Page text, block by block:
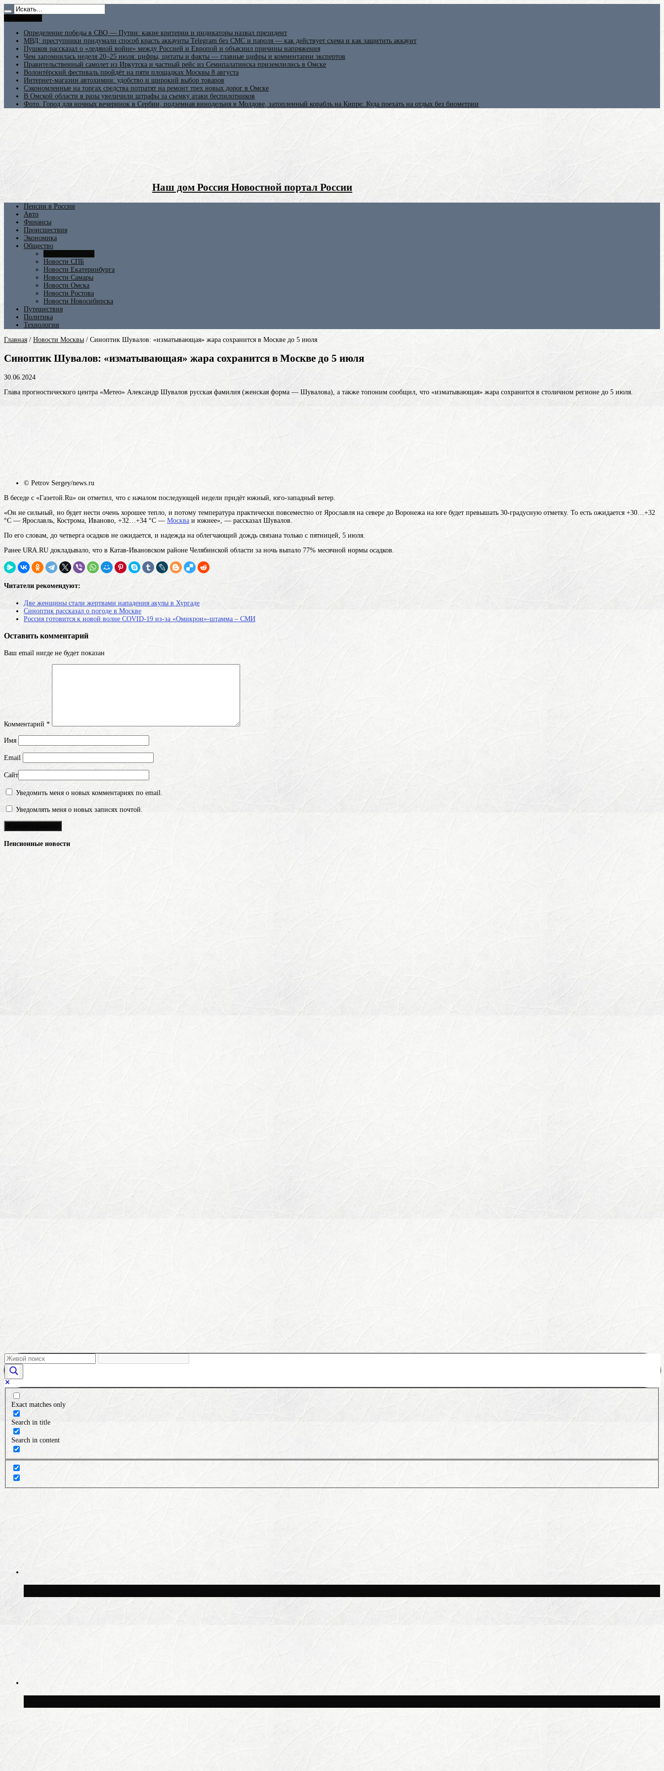
Определение победы в СВО — Путин: какие критерии и индикаторы назвал президент
МВД: преступники придумали способ красть аккаунты Telegram без СМС и пароля — как действует схема и как защитить аккаунт
Пушков рассказал о «ледяной войне» между Россией и Европой и объяснил причины напряжения
Чем запомнилась неделя 20–25 июля: цифры, цитаты и факты — главные цифры и комментарии экспертов
Правительственный самолет из Иркутска и частный рейс из Семипалатинска приземлились в Омске
Волонтёрский фестиваль пройдёт на пяти площадках Москвы 8 августа
Интернет-магазин автохимии: удобство и широкий выбор товаров
Сэкономленные на торгах средства потратят на ремонт трех новых дорог в Омске
В Омской области в разы увеличили штрафы за съемку атаки беспилотников
Фото. Город для ночных вечеринок в Сербии, подземная винодельня в Молдове, затопленный корабль на Кипре: Куда поехать на отдых без биометрии
Наш дом Россия Новостной портал России
Пенсии в России
Авто
Финансы
Происшествия
Экономика
Общество
Новости СПБ
Новости Екатеринбурга
Новости Самары
Новости Омска
Новости Ростова
Новости Новосибирска
Путешествия
Политика
Технологии
Главная / Новости Москвы / Синоптик Шувалов: «изматывающая» жара сохранится в Москве до 5 июля
Синоптик Шувалов: «изматывающая» жара сохранится в Москве до 5 июля
30.06.2024
Глава прогностического центра «Метео» Александр Шувалов русская фамилия (женская форма — Шувалова), а также топоним сообщил, что «изматывающая» жара сохранится в столичном регионе до 5 июля.
© Petrov Sergey/news.ru
В беседе с «Газетой.Ru» он отметил, что с началом последующей недели придёт южный, юго-западный ветер.
«Он не сильный, но будет нести очень хорошее тепло, и потому температура практически повсеместно от Ярославля на севере до Воронежа на юге будет превышать 30-градусную отметку. То есть ожидается +30…+32
°C — Ярославль, Кострома, Иваново, +32…+34 °C — Москва и южнее», — рассказал Шувалов.
По его словам, до четверга осадков не ожидается, и надежда на облегчающий дождь связана только с пятницей, 5 июля.
Ранее URA.RU докладывало, что в Катав-Ивановском районе Челябинской области за ночь выпало 77% месячной нормы осадков.
Читатели рекомендуют:
Две женщины стали жертвами нападения акулы в Хургаде
Синоптик рассказал о погоде в Москве
Россия готовится к новой волне COVID-19 из-за «Омикрон»-штамма – СМИ
Оставить комментарий
Ваш email нигде не будет показан
Комментарий *
Имя
Email
Сайт
Уведомить меня о новых комментариях по email.
Уведомлять меня о новых записях почтой.
Пенсионные новости
Exact matches only
Search in title
Search in content